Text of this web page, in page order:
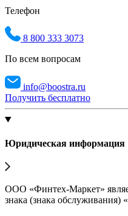
Телефон
8 800 333 3073
По всем вопросам
info@boostra.ru
Получить бесплатно
Юридическая информация
ООО «Финтех-Маркет»
знака (знака